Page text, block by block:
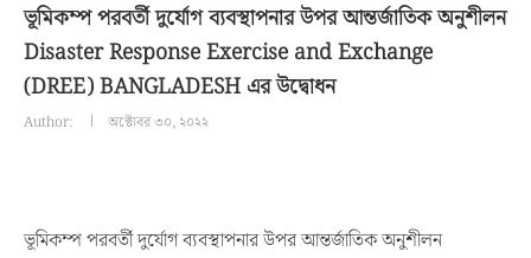
ভূমিকম্প পরবর্তী দুর্যোগ ব্যবস্থাপনার উপর আন্তর্জাতিক অনুশীলন
Disaster Response Exercise and Exchange
(DREE) BANGLADESH এর উদ্বোধন
Author: অক্টোবর ৩০, ২০২২
ভূমিকম্প পরবর্তী দুর্যোগ ব্যবস্থাপনার উপর আন্তর্জাতিক অনুশীলন